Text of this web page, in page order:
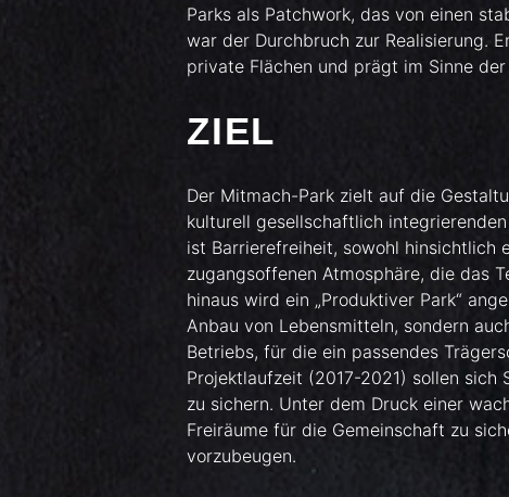
Parks als Patchwork, das von einen
war der Durchbruch zur Realisierung.
private Flächen und prägt im Sinne
ZIEL
Der Mitmach-Park zielt auf die
kulturell gesellschaftlich
ist Barrierefreiheit, sowohl hinsichtlich
zugangsoffenen Atmosphäre, die das
hinaus wird ein „Produktiver Park“
Anbau von Lebensmitteln, sondern
Betriebs, für die ein passendes
Projektlaufzeit (2017-2021) sollen
zu sichern. Unter dem Druck einer
Freiräume für die Gemeinschaft zu
vorzubeugen.